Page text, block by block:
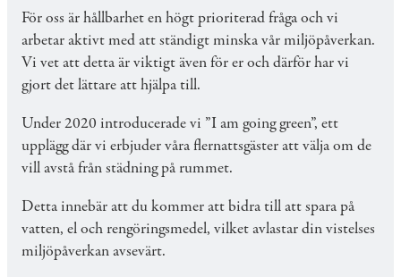
För oss är hållbarhet en högt prioriterad fråga och vi
arbetar aktivt med att ständigt minska vår miljöpåverkan.
Vi vet att detta är viktigt även för er och därför har vi
gjort det lättare att hjälpa till.
Under 2020 introducerade vi ”I am going green”, ett
upplägg där vi erbjuder våra flernattsgäster att välja om de
vill avstå från städning på rummet.
Detta innebär att du kommer att bidra till att spara på
vatten, el och rengöringsmedel, vilket avlastar din vistelses
miljöpåverkan avsevärt.